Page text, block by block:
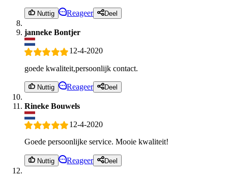
Nuttig Reageer Deel
janneke Bontjer
12-4-2020
goede kwaliteit,persoonlijk contact.
Nuttig Reageer Deel
Rineke Bouwels
12-4-2020
Goede persoonlijke service. Mooie kwaliteit!
Nuttig Reageer Deel